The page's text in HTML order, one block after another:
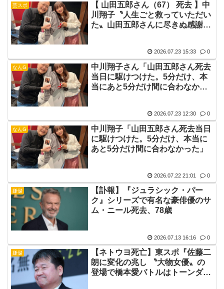
芸スポ
【 山田五郎さん（67） 死去 】中
川翔子〝人生ごと救っていただい
た〟山田五郎さんに尽きぬ感謝と
2026.07.23 15:33 0
なんG
中川翔子さん「山田五郎さん死去
当日に駆けつけた。5分だけ、本
当にあと5分だけ間に合わなかっ
2026.07.23 12:30 0
なんG
中川翔子「山田五郎さん死去当日
に駆けつけた。5分だけ、本当に
あと5分だけ間に合わなかった」
2026.07.22 21:01 0
嫌儲
【訃報】『ジュラシック・パー
ク』シリーズで有名な豪俳優のサ
ム・ニール死去、78歳
2026.07.13 16:16 0
嫌儲
【ネトウヨ死亡】東スポ『佐藤二
朗に変化の兆し 〝大物女優〟の
登場で橋本愛バトルはトーンダウ